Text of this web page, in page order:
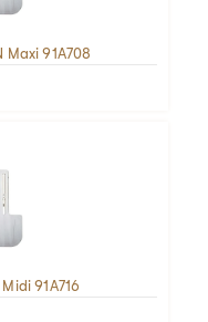
Maxi 91A708
91A716